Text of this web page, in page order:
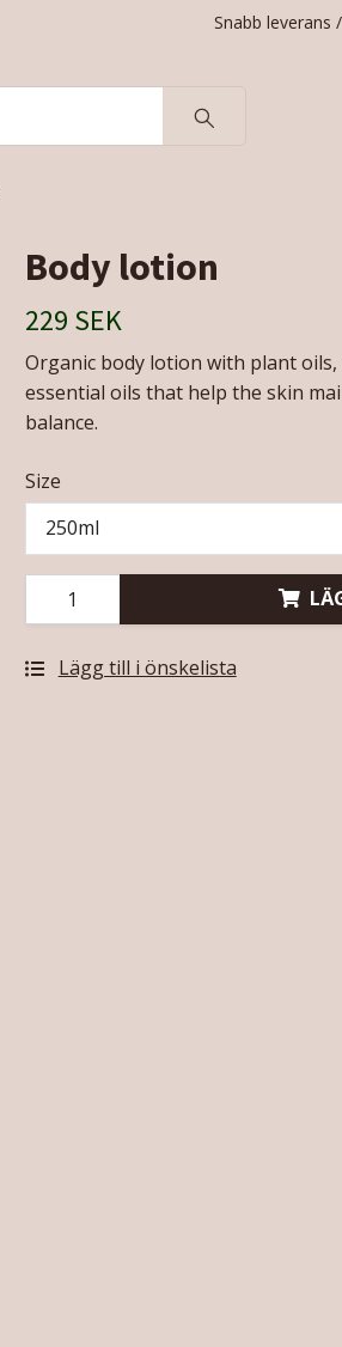
Snabb
Body lotion
229 SEK
Organic body lotion with plant oils,
essential oils that help the skin
balance.
Size
250ml
Lägg till i önskelista